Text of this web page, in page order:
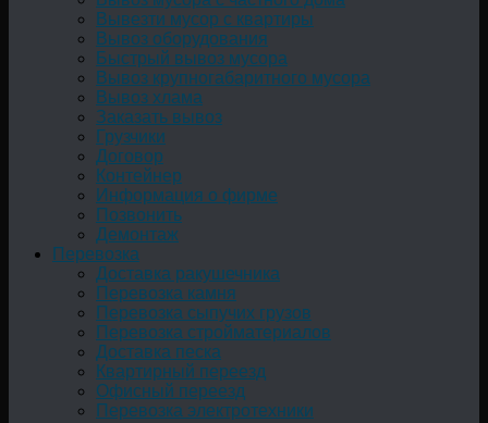
Вывезти мусор с квартиры
Вывоз оборудования
Быстрый вывоз мусора
Вывоз крупногабаритного мусора
Вывоз хлама
Заказать вывоз
Грузчики
Договор
Контейнер
Информация о фирме
Позвонить
Демонтаж
Перевозка
Доставка ракушечника
Перевозка камня
Перевозка сыпучих грузов
Перевозка стройматериалов
Доставка песка
Квартирный переезд
Офисный переезд
Перевозка электротехники